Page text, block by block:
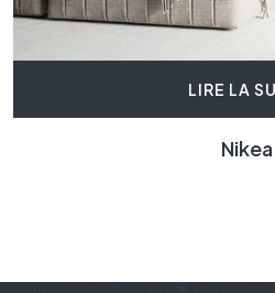
LIRE LA
Nikea